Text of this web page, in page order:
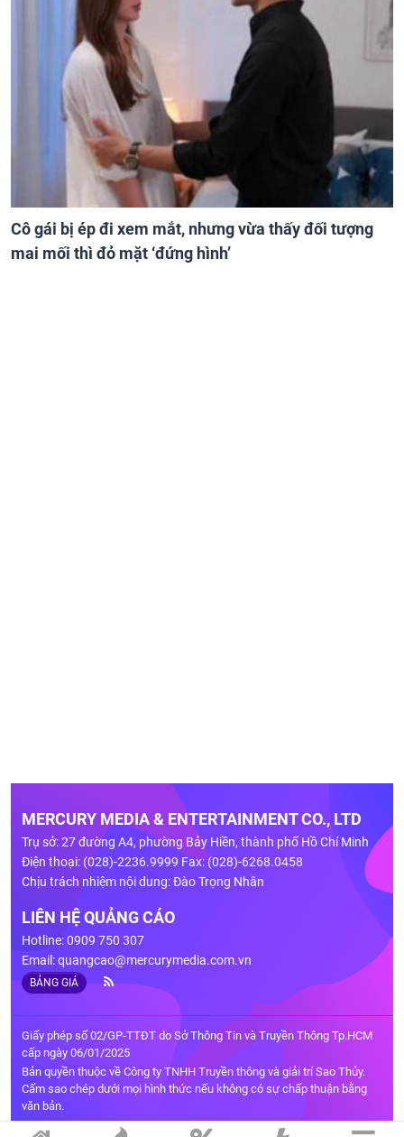
Cô gái bị ép đi xem mắt, nhưng vừa thấy đối tượng
mai mối thì đỏ mặt ‘đứng hình’
MERCURY MEDIA & ENTERTAINMENT CO., LTD
Trụ sở: 27 đường A4, phường Bảy Hiền, thành phố Hồ Chí Minh
Điện thoại: (028)-2236.9999 Fax: (028)-6268.0458
Chịu trách nhiệm nội dung: Đào Trọng Nhân
LIÊN HỆ QUẢNG CÁO
Hotline: 0909 750 307
Email:quangcao@mercurymedia.com.vn
BẢNG GIÁ
Giấy phép số 02/GP-TTĐT do Sở Thông Tin và Truyền Thông Tp.HCM
cấp ngày 06/01/2025
Bản quyền thuộc về Công ty TNHH Truyền thông và giải trí Sao Thủy.
Cấm sao chép dưới mọi hình thức nếu không có sự chấp thuận bằng
văn bản.